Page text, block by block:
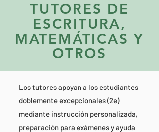
TUTORES DE
ESCRITURA,
MATEMÁTICAS Y
OTROS
Los tutores apoyan a los estudiantes
doblemente excepcionales (2e)
mediante instrucción personalizada,
preparación para exámenes y ayuda